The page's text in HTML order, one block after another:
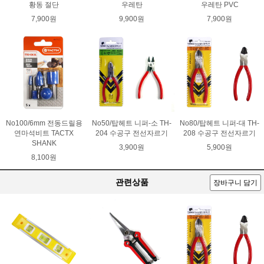
황동 절단
7,900원
우레탄
9,900원
우레탄 PVC
7,900원
No100/6mm 전동드릴용
연마석비트 TACTX
SHANK
8,100원
No50/탑헤트 니퍼-소 TH-
204 수공구 전선자르기
3,900원
No80/탑헤트 니퍼-대 TH-
208 수공구 전선자르기
5,900원
관련상품 장바구니 담기